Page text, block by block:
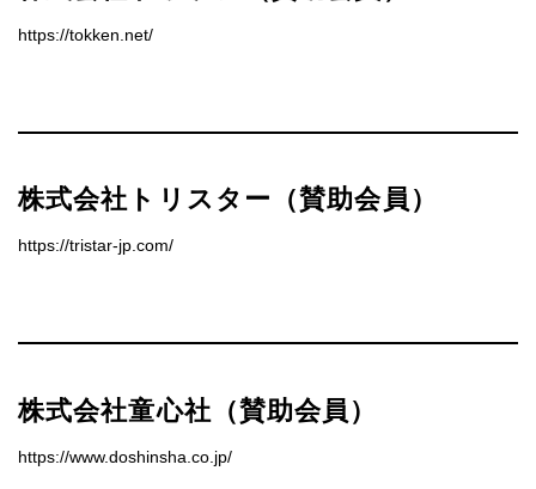
https://tokken.net/
株式会社トリスター（賛助会員）
https://tristar-jp.com/
株式会社童心社（賛助会員）
https://www.doshinsha.co.jp/